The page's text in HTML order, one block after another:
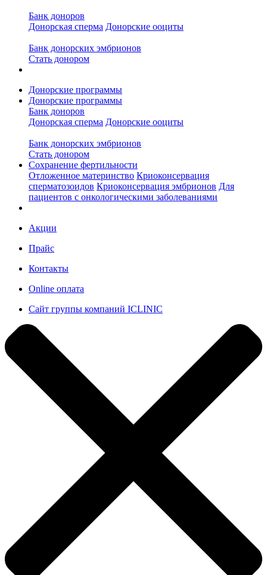
Банк доноров
Донорская сперма Донорские ооциты
Банк донорских эмбрионов
Стать донором
Донорские программы
Донорские программы
Банк доноров
Донорская сперма Донорские ооциты
Банк донорских эмбрионов
Стать донором
Сохранение фертильности
Отложенное материнство Криоконсервация
сперматозоидов Криоконсервация эмбрионов Для
пациентов с онкологическими заболеваниями
Акции
Прайс
Контакты
Online оплата
Сайт группы компаний ICLINIC